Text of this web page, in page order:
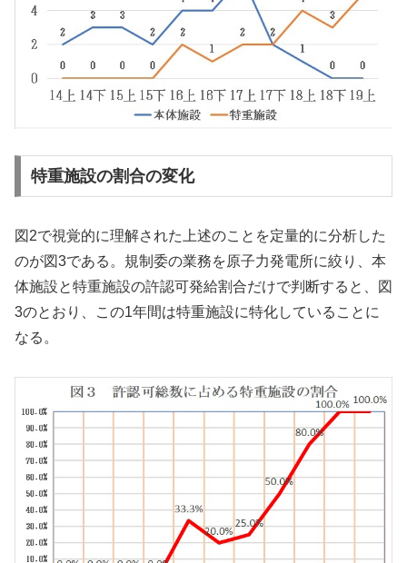
特重施設の割合の変化
図2で視覚的に理解された上述のことを定量的に分析した
のが図3である。規制委の業務を原子力発電所に絞り、本
体施設と特重施設の許認可発給割合だけで判断すると、図
3のとおり、この1年間は特重施設に特化していることに
なる。